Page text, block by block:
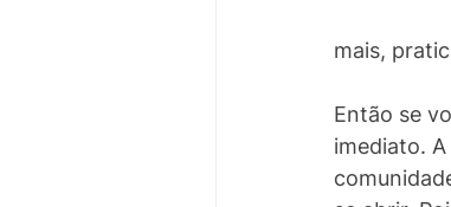
mais,
Então se
imediato.